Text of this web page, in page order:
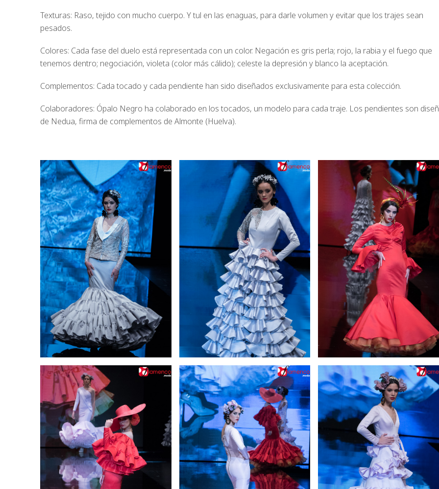
Texturas: Raso, tejido con mucho cuerpo. Y tul en las enaguas, para darle volumen y evitar que los trajes sean
pesados.
Colores: Cada fase del duelo está representada con un color. Negación es gris perla; rojo, la rabia y el fuego que
tenemos dentro; negociación, violeta (color más cálido); celeste la depresión y blanco la aceptación.
Complementos: Cada tocado y cada pendiente han sido diseñados exclusivamente para esta colección.
Colaboradores: Ópalo Negro ha colaborado en los tocados, un modelo para cada traje. Los pendientes son
de Nedua, firma de complementos de Almonte (Huelva).